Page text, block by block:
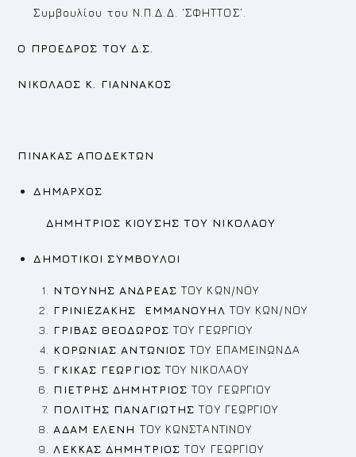
Συμβουλίου του Ν.Π.Δ.Δ. ‘ΣΦΗΤΤΟΣ’.
Ο ΠΡΟΕΔΡΟΣ ΤΟΥ Δ.Σ.
ΝΙΚΟΛΑΟΣ Κ. ΓΙΑΝΝΑΚΟΣ
ΠΙΝΑΚΑΣ ΑΠΟΔΕΚΤΩΝ
ΔΗΜΑΡΧΟΣ
ΔΗΜΗΤΡΙΟΣ ΚΙΟΥΣΗΣ ΤΟΥ ΝΙΚΟΛΑΟΥ
ΔΗΜΟΤΙΚΟΙ ΣΥΜΒΟΥΛΟΙ
ΝΤΟΥΝΗΣ ΑΝΔΡΕΑΣ ΤΟΥ ΚΩΝ/ΝΟΥ
ΓΡΙΝΙΕΖΑΚΗΣ ΕΜΜΑΝΟΥΗΛΤΟΥ ΚΩΝ/ΝΟΥ
ΓΡΙΒΑΣ ΘEOΔΩΡΟΣΤΟΥ ΓΕΩΡΓΙΟΥ
ΚΟΡΩΝΙΑΣ ΑΝΤΩΝΙΟΣΤΟΥ ΕΠΑΜΕΙΝΩΝΔΑ
ΓΚΙΚΑΣ ΓΕΩΡΓΙΟΣ ΤΟΥ ΝΙΚΟΛΑΟΥ
ΠΙΕΤΡΗΣ ΔΗΜΗΤΡΙΟΣΤΟΥ ΓΕΩΡΓΙΟΥ
ΠΟΛΙΤΗΣ ΠΑΝΑΓΙΩΤΗΣ ΤΟΥ ΓΕΩΡΓΙΟΥ
ΑΔΑΜ ΕΛΕΝΗ ΤΟΥ ΚΩΝΣΤΑΝΤΙΝΟΥ
ΛΕΚΚΑΣ ΔΗΜΗΤΡΙΟΣ ΤΟΥ ΓΕΩΡΓΙΟΥ